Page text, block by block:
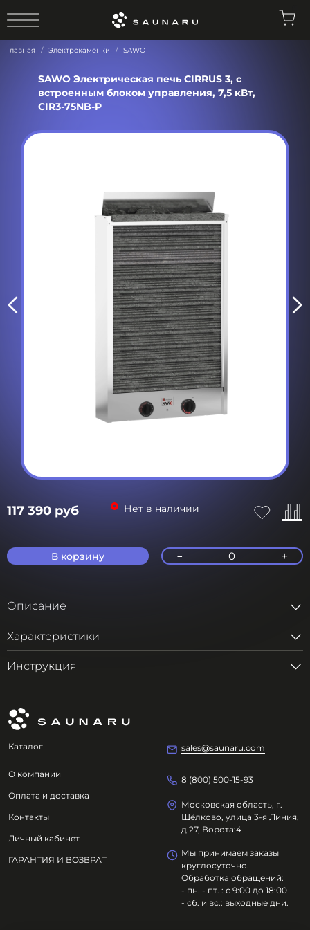
Главная Электрокаменки SAWO
SAWO Электрическая печь CIRRUS 3, с
встроенным блоком управления, 7,5 кВт,
CIR3-75NB-P
117 390 руб Нет в наличии
В корзину - 0 +
Описание
Характеристики
Инструкция
Каталог
О компании
Оплата и доставка
Контакты
Личный кабинет
ГАРАНТИЯ И ВОЗВРАТ
sales@saunaru.com
8 (800) 500-15-93
Московская область, г.
Щёлково, улица 3-я Линия,
д.27, Ворота:4
Мы принимаем заказы
круглосуточно.
Обработка обращений:
- пн. - пт. : с 9:00 до 18:00
- сб. и вс.: выходные дни.